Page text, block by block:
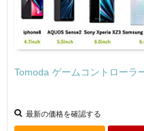
Tomoda ゲームコントローラ
最新の価格を確認する